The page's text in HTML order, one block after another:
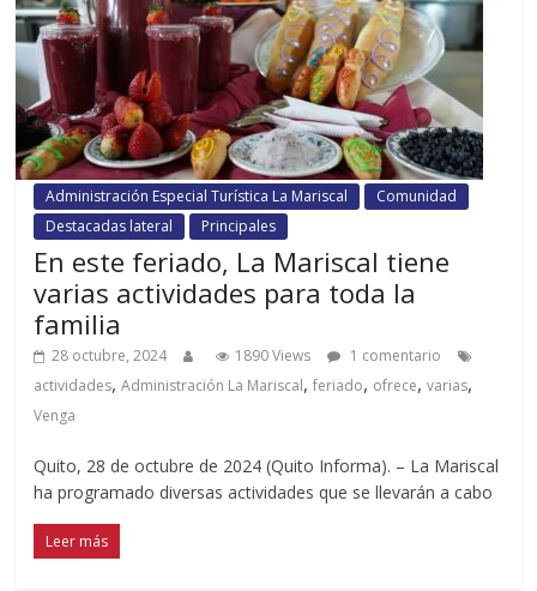
Administración Especial Turística La Mariscal
Comunidad
Destacadas lateral
Principales
En este feriado, La Mariscal tiene
varias actividades para toda la
familia
28 octubre, 2024 1890 Views
1 comentario
actividades,Administración La Mariscal,feriado, ofrece,varias,
Venga
Quito, 28 de octubre de 2024 (Quito Informa). – La Mariscal
ha programado diversas actividades que se llevarán a cabo
Leer más